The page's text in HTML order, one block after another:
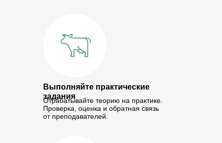
Выполняйте практические
задания
Отрабатывайте теорию на практике.
Проверка, оценка и обратная связь
от преподавателей.